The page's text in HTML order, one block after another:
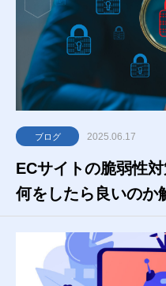
ブログ 2025.06.17
ECサイトの脆弱性
何をしたら良いのか